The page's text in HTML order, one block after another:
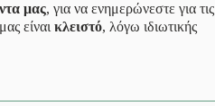
μας, για να ενημερώνεστε για τις
είναι κλειστό, λόγω ιδιωτικής